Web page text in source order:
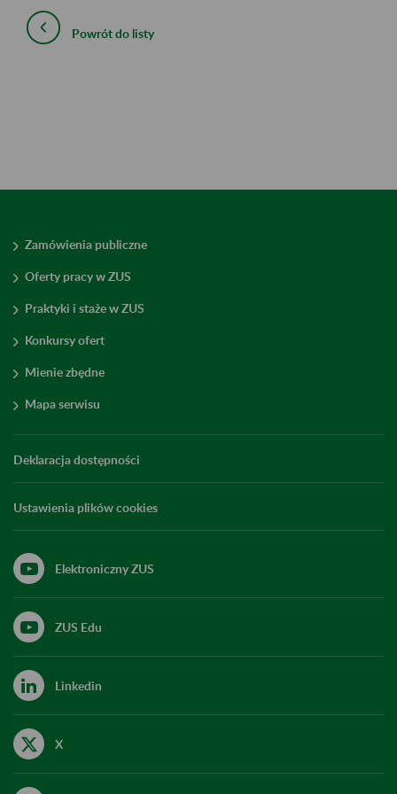
Powrót do listy
Zamówienia publiczne
Oferty pracy w ZUS
Praktyki i staże w ZUS
Konkursy ofert
Mienie zbędne
Mapa serwisu
Deklaracja dostępności
Ustawienia plików cookies
Elektroniczny ZUS
ZUS Edu
Linkedin
X